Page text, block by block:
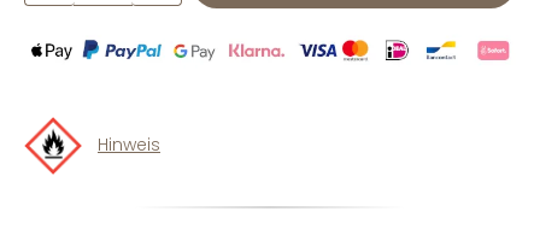
Hinweis